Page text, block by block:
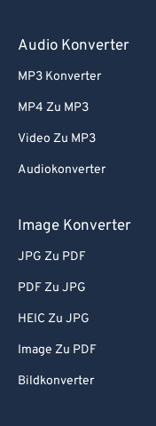
Audio Konverter
MP3 Konverter
MP4 Zu MP3
Video Zu MP3
Audiokonverter
Image Konverter
JPG Zu PDF
PDF Zu JPG
HEIC Zu JPG
Image Zu PDF
Bildkonverter